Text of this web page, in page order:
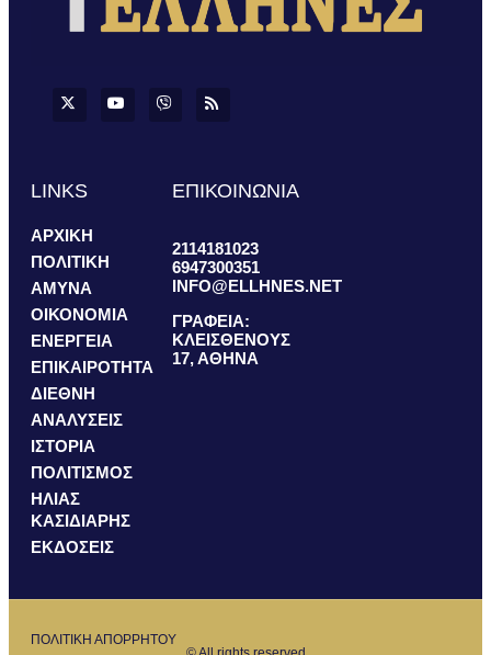
LINKS
ΑΡΧΙΚΗ
ΠΟΛΙΤΙΚΗ
ΑΜΥΝΑ
ΟΙΚΟΝΟΜΙΑ
ΕΝΕΡΓΕΙΑ
ΕΠΙΚΑΙΡΟΤΗΤΑ
ΔΙΕΘΝΗ
ΑΝΑΛΥΣΕΙΣ
ΙΣΤΟΡΙΑ
ΠΟΛΙΤΙΣΜΟΣ
ΗΛΙΑΣ
ΚΑΣΙΔΙΑΡΗΣ
ΕΚΔΟΣΕΙΣ
ΕΠΙΚΟΙΝΩΝΙΑ
2114181023
6947300351
INFO@ELLHNES.NET
ΓΡΑΦΕΙΑ:
ΚΛΕΙΣΘΕΝΟΥΣ
17, ΑΘΗΝΑ
ΠΟΛΙΤΙΚΗ ΑΠΟΡΡΗΤΟΥ